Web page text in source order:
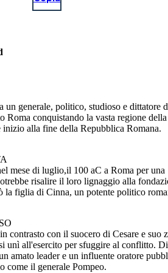
un generale, politico, studioso e dittatore
Roma conquistando la vasta regione
inizio alla fine della Repubblica Romana.
mese di luglio,il 100 aC a Roma per una
risalire il loro lignaggio alla
la figlia di Cinna, un potente politico
contrasto con il suocero di Cesare e suo
unì all'esercito per sfuggire al conflitto.
amato leader e un influente oratore
come il generale Pompeo.